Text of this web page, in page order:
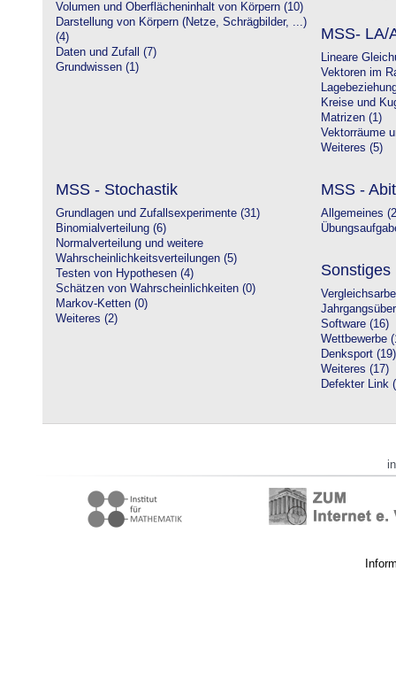
Volumen und Oberflächeninhalt von Körpern (10)
Darstellung von Körpern (Netze, Schrägbilder, ...)
(4)
Daten und Zufall (7)
Grundwissen (1)
MSS- LA/
Lineare
Vektoren im
Kreise und
Matrizen (1)
Vektorräume
Weiteres (5)
MSS - Stochastik
Grundlagen und Zufallsexperimente (31)
Binomialverteilung (6)
Normalverteilung und weitere
Wahrscheinlichkeitsverteilungen (5)
Testen von Hypothesen (4)
Schätzen von Wahrscheinlichkeiten (0)
Markov-Ketten (0)
Weiteres (2)
MSS -
Allgemeines
Sonstiges
Software (16)
Wettbewerbe
Denksport (19)
Weiteres (17)
Defekter Link